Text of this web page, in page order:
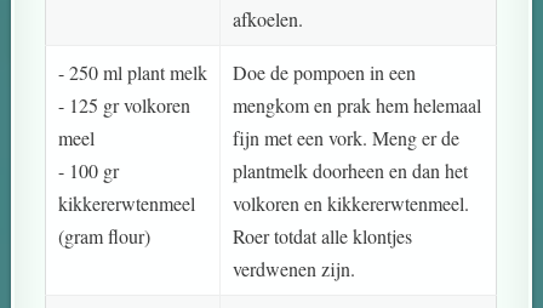
afkoelen.
- 250 ml plant melk
- 125 gr volkoren
meel
- 100 gr
kikkererwtenmeel
(gram flour)
Doe de pompoen in een
mengkom en prak hem helemaal
fijn met een vork. Meng er de
plantmelk doorheen en dan het
volkoren en kikkererwtenmeel.
Roer totdat alle klontjes
verdwenen zijn.